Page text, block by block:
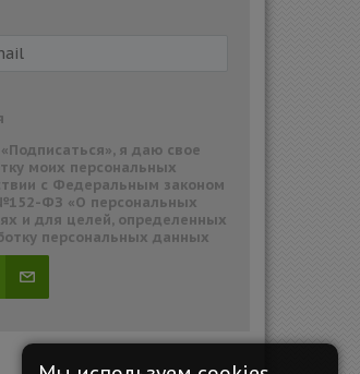
я даю свое
моих персональных
с Федеральным законом
ФЗ «О персональных
и для целей, определенных
персональных данных